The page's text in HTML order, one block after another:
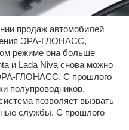
продаж автомобилей
ЭРА-ГЛОНАСС,
режиме она больше
и Lada Niva снова можно
ЭРА-ГЛОНАСС. С прошлого
полупроводников.
позволяет вызвать
службы. С прошлого